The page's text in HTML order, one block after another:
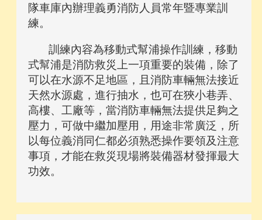
隊車庫內辦理義勇消防人員常年暨專業訓
練。
訓練內容為移動式幫浦操作訓練，移動
式幫浦是消防救災上一項重要的裝備，除了
可以在水源不足地區，且消防車輛無法接近
天然水源處，進行抽水，也可在狹小巷弄、
高樓、工廠等，當消防車輛無法提供足夠之
壓力，可做中繼加壓用，用途非常廣泛，所
以每位義消同仁都必須熟悉操作要領及注意
事項，才能在救災現場將裝備器材發揮最大
功效。